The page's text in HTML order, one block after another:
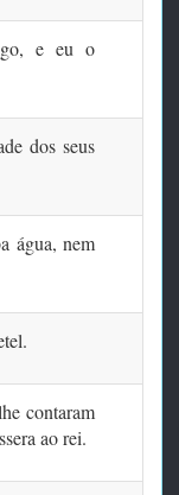
e eu o
dos seus
água, nem
contaram
ao rei.